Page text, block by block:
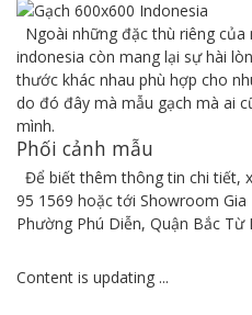
Ngoài những đặc thù riêng của
indonesia còn mang lại sự hài
thước khác nhau phù hợp cho
do đó đây mà mẫu gạch mà ai
mình.
Phối cảnh mẫu
Để biết thêm thông tin chi tiết,
95 1569 hoặc tới Showroom
Phường Phú Diễn, Quận Bắc Từ
Content is updating ...